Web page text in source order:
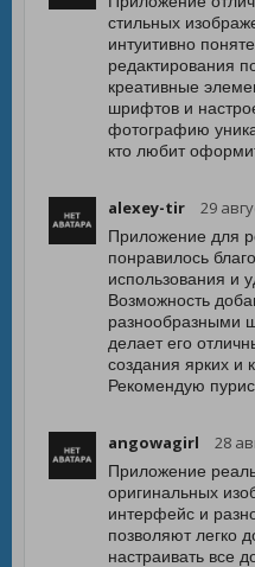
стильных
интуитивно
редактирования
креативные
шрифтов и
фотографию
кто любит
alexey-tir 29
Приложение для
понравилось
использования и
Возможность
разнообразными
делает его
создания ярких и
Рекомендую
angowagirl 28
Приложение
оригинальных
интерфейс и
позволяют легко
настраивать все